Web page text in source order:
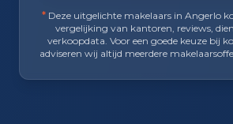
* Deze uitgelichte makelaars in Angerlo
vergelijking van kantoren, reviews,
verkoopdata. Voor een goede keuze bij
adviseren wij altijd meerdere